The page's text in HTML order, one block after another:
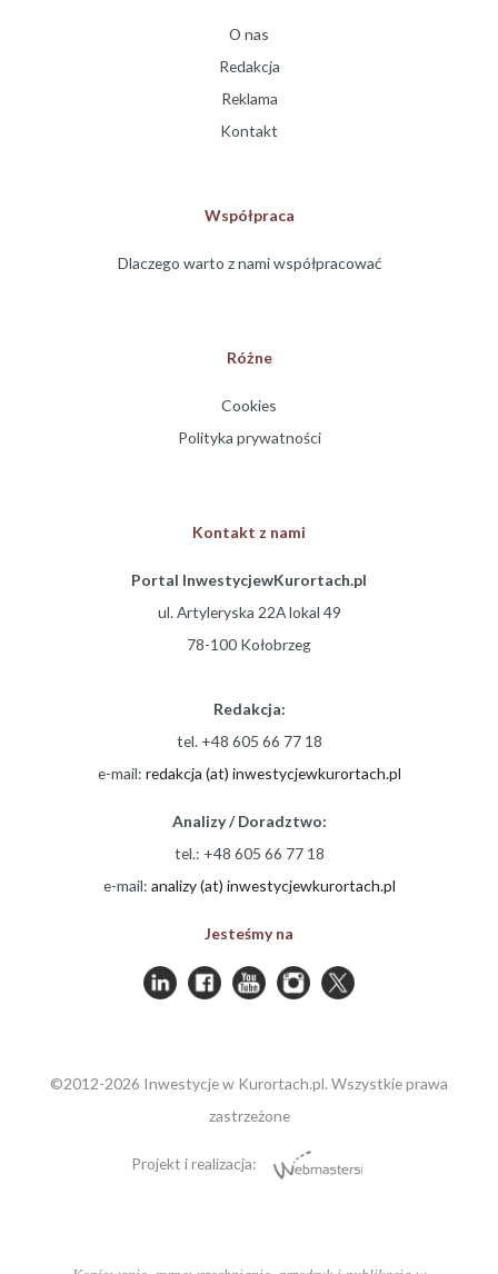
O nas
Redakcja
Reklama
Kontakt
Współpraca
Dlaczego warto z nami współpracować
Różne
Cookies
Polityka prywatności
Kontakt z nami
Portal InwestycjewKurortach.pl
ul. Artyleryska 22A lokal 49
78-100 Kołobrzeg
Redakcja:
tel. +48 605 66 77 18
e-mail: redakcja (at) inwestycjewkurortach.pl
Analizy / Doradztwo:
tel.: +48 605 66 77 18
e-mail: analizy (at) inwestycjewkurortach.pl
Jesteśmy na
©2012-2026 Inwestycje w Kurortach.pl. Wszystkie prawa
zastrzeżone
Projekt i realizacja: